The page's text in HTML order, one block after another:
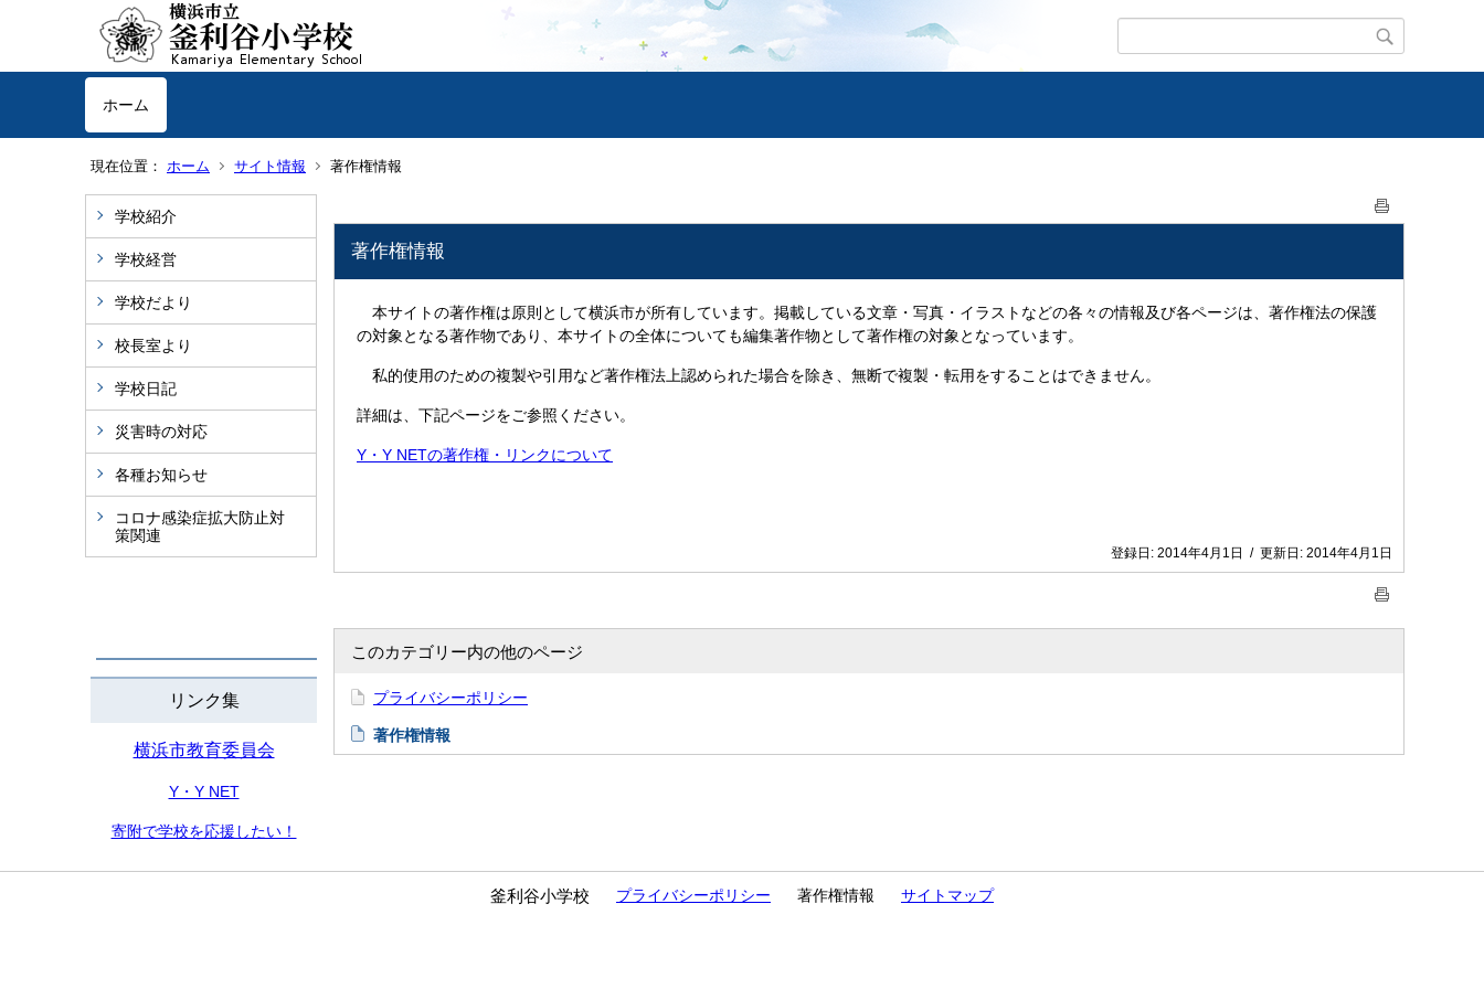
ホーム
現在位置： ホーム サイト情報 著作権情報
学校紹介
学校経営
学校だより
校長室より
学校日記
災害時の対応
各種お知らせ
コロナ感染症拡大防止対
策関連
リンク集
横浜市教育委員会
Y・Y NET
寄附で学校を応援したい！
著作権情報
本サイトの著作権は原則として横浜市が所有しています。掲載している文章・写真・イラストなどの各々の情報及び各ページは、著作権法の保護
の対象となる著作物であり、本サイトの全体についても編集著作物として著作権の対象となっています。
私的使用のための複製や引用など著作権法上認められた場合を除き、無断で複製・転用をすることはできません。
詳細は、下記ページをご参照ください。
Y・Y NETの著作権・リンクについて
登録日: 2014年4月1日 / 更新日: 2014年4月1日
このカテゴリー内の他のページ
プライバシーポリシー
著作権情報
釜利谷小学校 プライバシーポリシー 著作権情報 サイトマップ